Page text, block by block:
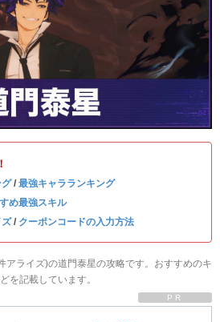
グ/ 最強キャラランキング
め最強スキル
/ クーポンコードの入力方法
アライズ)の道門泰星の攻略です。おすすめのキ
を記載しています。
PR